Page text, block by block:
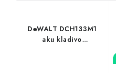
DeWALT DCH133M1
aku kladivo